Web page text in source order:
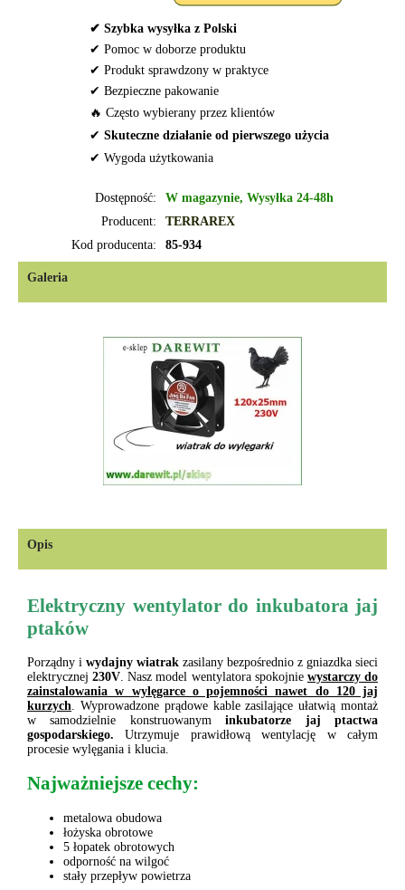
✔ Szybka wysyłka z Polski
✔ Pomoc w doborze produktu
✔ Produkt sprawdzony w praktyce
✔ Bezpieczne pakowanie
🔥 Często wybierany przez klientów
✔ Skuteczne działanie od pierwszego użycia
✔ Wygoda użytkowania
Dostępność:
W magazynie, Wysyłka 24-48h
Producent:
TERRAREX
Kod producenta:
85-934
Galeria
Opis
Elektryczny wentylator do inkubatora jaj
ptaków
Porządny i wydajny wiatrak zasilany bezpośrednio z gniazdka sieci
elektrycznej230V. Nasz model wentylatora spokojnie wystarczy do
zainstalowania w wylęgarce o pojemności nawet do 120 jaj
kurzych. Wyprowadzone prądowe kable zasilające ułatwią montaż
w samodzielnie konstruowanyminkubatorze jaj
ptactwa
gospodarskiego.Utrzymuje prawidłową wentylację w całym
procesie wylęgania i klucia.
Najważniejsze cechy:
metalowa obudowa
łożyska obrotowe
5 łopatek obrotowych
odporność na wilgoć
stały przepływ powietrza